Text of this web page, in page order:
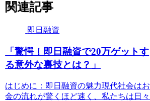
関連記事
即日融資
「驚愕！即日融資で20万ゲットす
る意外な裏技とは？」
はじめに：即日融資の魅力現代社会はお
金の流れが驚くほど速く、私たちは日々